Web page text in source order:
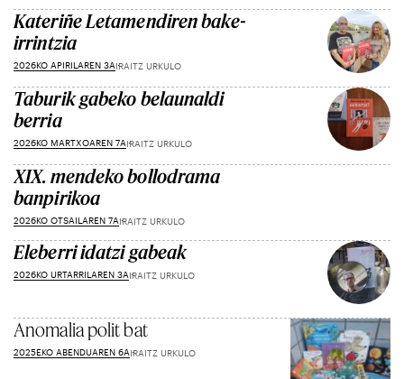
Kateriñe Letamendiren bake-
irrintzia
2026KO APIRILAREN 3AIRAITZ URKULO
Taburik gabeko belaunaldi
berria
2026KO MARTXOAREN 7AIRAITZ URKULO
XIX. mendeko bollodrama
banpirikoa
2026KO OTSAILAREN 7AIRAITZ URKULO
Eleberri idatzi gabeak
2026KO URTARRILAREN 3AIRAITZ URKULO
Anomalia polit bat
2025EKO ABENDUAREN 6AIRAITZ URKULO